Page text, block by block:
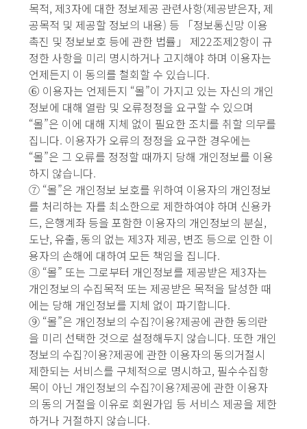
목적, 제3자에 대한 정보제공 관련사항(제공받은자, 제
공목적 및 제공할 정보의 내용) 등 「정보통신망 이용
촉진 및 정보보호 등에 관한 법률」 제22조제2항이 규
정한 사항을 미리 명시하거나 고지해야 하며 이용자는
언제든지 이 동의를 철회할 수 있습니다.
⑥ 이용자는 언제든지 “몰”이 가지고 있는 자신의 개인
정보에 대해 열람 및 오류정정을 요구할 수 있으며
“몰”은 이에 대해 지체 없이 필요한 조치를 취할 의무를
집니다. 이용자가 오류의 정정을 요구한 경우에는
“몰”은 그 오류를 정정할 때까지 당해 개인정보를 이용
하지 않습니다.
⑦ “몰”은 개인정보 보호를 위하여 이용자의 개인정보
를 처리하는 자를 최소한으로 제한하여야 하며 신용카
드, 은행계좌 등을 포함한 이용자의 개인정보의 분실,
도난, 유출, 동의 없는 제3자 제공, 변조 등으로 인한 이
용자의 손해에 대하여 모든 책임을 집니다.
⑧ “몰” 또는 그로부터 개인정보를 제공받은 제3자는
개인정보의 수집목적 또는 제공받은 목적을 달성한 때
에는 당해 개인정보를 지체 없이 파기합니다.
⑨ “몰”은 개인정보의 수집?이용?제공에 관한 동의란
을 미리 선택한 것으로 설정해두지 않습니다. 또한 개인
정보의 수집?이용?제공에 관한 이용자의 동의거절시
제한되는 서비스를 구체적으로 명시하고, 필수수집항
목이 아닌 개인정보의 수집?이용?제공에 관한 이용자
의 동의 거절을 이유로 회원가입 등 서비스 제공을 제한
하거나 거절하지 않습니다.